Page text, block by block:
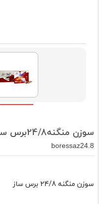
سوزن منگنه24/8برس ساز boressaz
boressaz24.8
سوزن منگنه 24/8 برس ساز